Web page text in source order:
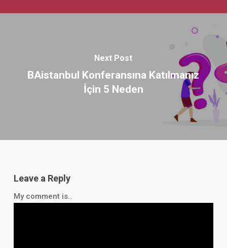
Next Post
BAistanbul Konferansına Katılmanız
İçin 5 Neden
Leave a Reply
My comment is..